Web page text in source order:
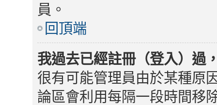
員。
回頂端
我過去已經註冊（登入）過
很有可能管理員由於某種原
論區會利用每隔一段時間移